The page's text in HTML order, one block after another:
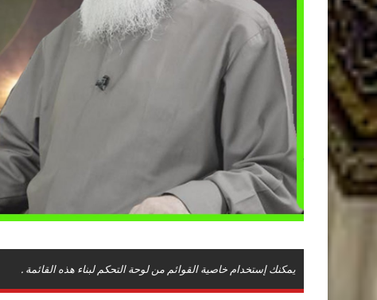
يمكنك إستخدام خاصية القوائم من لوحة التحكم لبناء هذه القائمة .